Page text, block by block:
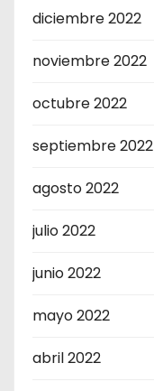
diciembre 2022
noviembre 2022
octubre 2022
septiembre 2022
agosto 2022
julio 2022
junio 2022
mayo 2022
abril 2022